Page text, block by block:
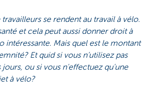
se rendent au travail à vélo.
et cela peut aussi donner droit à
intéressante. Mais quel est le montant
Et quid si vous n’utilisez pas
ou si vous n'effectuez qu'une
à vélo?